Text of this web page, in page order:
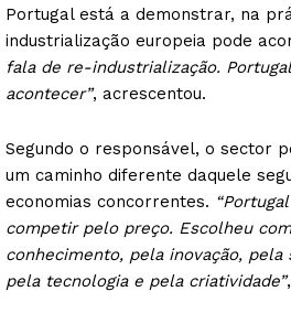
Portugal está a demonstrar, na
industrialização europeia pode
fala de re-industrialização.
acontecer”, acrescentou.
Segundo o responsável, o sector
um caminho diferente daquele
economias concorrentes.
competir pelo preço. Escolheu
conhecimento, pela inovação, pela
pela tecnologia e pela criatividade”